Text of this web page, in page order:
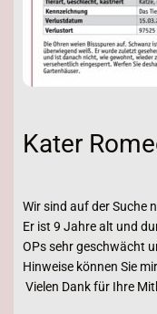
Kater
Wir sind auf der Suche
Er ist 9 Jahre alt und
OPs sehr geschwächt
Hinweise können Sie
Vielen Dank für Ihre